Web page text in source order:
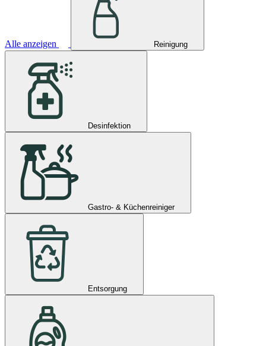
Alle anzeigen Reinigung
Desinfektion
Gastro- & Küchenreiniger
Entsorgung